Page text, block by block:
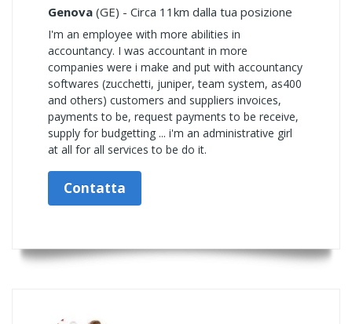
Genova (GE) - Circa 11km dalla tua posizione
I'm an employee with more abilities in
accountancy. I was accountant in more
companies were i make and put with accountancy
softwares (zucchetti, juniper, team system, as400
and others) customers and suppliers invoices,
payments to be, request payments to be receive,
supply for budgetting ... i'm an administrative girl
at all for all services to be do it.
Contatta